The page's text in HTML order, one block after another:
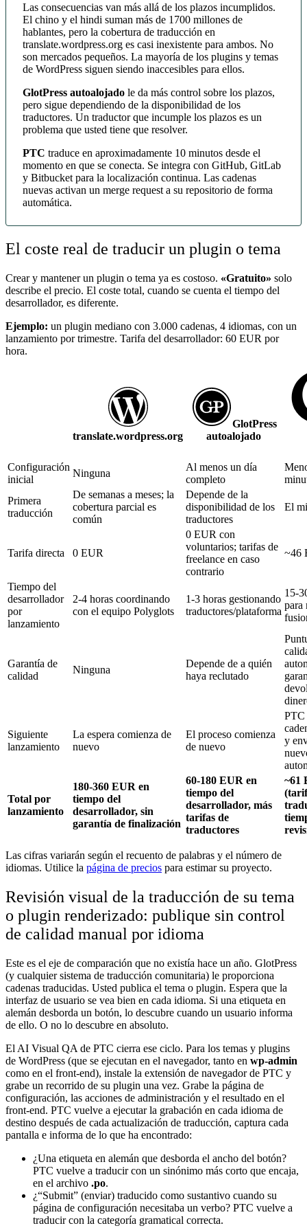
Las consecuencias van más allá de los plazos incumplidos.
El chino y el hindi suman más de 1700 millones de
hablantes, pero la cobertura de traducción en
translate.wordpress.org es casi inexistente para ambos. No
son mercados pequeños. La mayoría de los plugins y temas
de WordPress siguen siendo inaccesibles para ellos.
GlotPress autoalojado le da más control sobre los plazos,
pero sigue dependiendo de la disponibilidad de los
traductores. Un traductor que incumple los plazos es un
problema que usted tiene que resolver.
PTC traduce en aproximadamente 10 minutos desde el
momento en que se conecta. Se integra con GitHub, GitLab
y Bitbucket para la localización continua. Las cadenas
nuevas activan un merge request a su repositorio de forma
automática.
El coste real de traducir un plugin o tema
Crear y mantener un plugin o tema ya es costoso. «Gratuito» solo
describe el precio. El coste total, cuando se cuenta el tiempo del
desarrollador, es diferente.
Ejemplo: un plugin mediano con 3.000 cadenas, 4 idiomas, con un
lanzamiento por trimestre. Tarifa del desarrollador: 60 EUR por
hora.
translate.wordpress.org
GlotPress
autoalojado
Configuración
inicial
Ninguna
Al menos un día
completo
Primera
traducción
De semanas a meses; la
cobertura parcial es
común
Depende de la
disponibilidad de los
traductores
El
Tarifa directa 0 EUR
0 EUR con
voluntarios; tarifas de
freelance en caso
contrario
~46
Tiempo del
desarrollador
por
lanzamiento
2-4 horas coordinando
con el equipo Polyglots
1-3 horas gestionando
traductores/plataforma
15-
para
Garantía de
calidad
Ninguna
Depende de a quién
haya reclutado
Siguiente
lanzamiento
La espera comienza de
nuevo
El proceso comienza
de nuevo
PTC
y
Total por
lanzamiento
180-360 EUR en
tiempo del
desarrollador, sin
garantía de finalización
60-180 EUR en
tiempo del
desarrollador, más
tarifas de
traductores
~61
Las cifras variarán según el recuento de palabras y el número de
idiomas. Utilice la página de precios para estimar su proyecto.
Revisión visual de la traducción de su tema
o plugin renderizado: publique sin control
de calidad manual por idioma
Este es el eje de comparación que no existía hace un año. GlotPress
(y cualquier sistema de traducción comunitaria) le proporciona
cadenas traducidas. Usted publica el tema o plugin. Espera que la
interfaz de usuario se vea bien en cada idioma. Si una etiqueta en
alemán desborda un botón, lo descubre cuando un usuario informa
de ello. O no lo descubre en absoluto.
El AI Visual QA de PTC cierra ese ciclo. Para los temas y plugins
de WordPress (que se ejecutan en el navegador, tanto en wp-admin
como en el front-end), instale la extensión de navegador de PTC y
grabe un recorrido de su plugin una vez. Grabe la página de
configuración, las acciones de administración y el resultado en el
front-end. PTC vuelve a ejecutar la grabación en cada idioma de
destino después de cada actualización de traducción, captura cada
pantalla e informa de lo que ha encontrado:
¿Una etiqueta en alemán que desborda el ancho del botón?
PTC vuelve a traducir con un sinónimo más corto que encaja,
en el archivo .po.
¿“Submit” (enviar) traducido como sustantivo cuando su
página de configuración necesitaba un verbo? PTC vuelve a
traducir con la categoría gramatical correcta.